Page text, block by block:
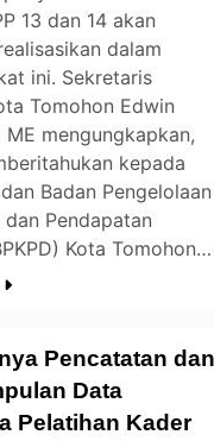
13 dan 14 akan
dalam
ini. Sekretaris
Tomohon Edwin
ME mengungkapkan,
kepada
Badan Pengelolaan
dan Pendapatan
Kota Tomohon…
Pencatatan
Data
Pelatihan Kader